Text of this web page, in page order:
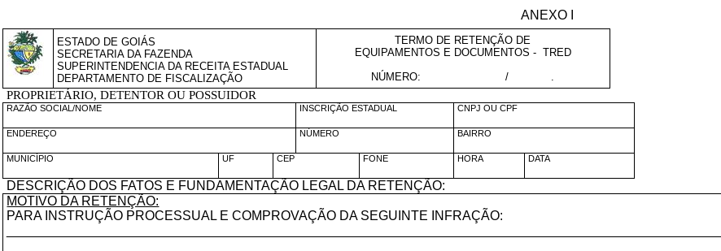
ANEXO I
ESTADO DE GOIÁS
SECRETARIA DA FAZENDA
SUPERINTENDENCIA DA RECEITA ESTADUAL
DEPARTAMENTO DE FISCALIZAÇÃO
TERMO DE RETENÇÃO DE
EQUIPAMENTOS E DOCUMENTOS - TRED
NÚMERO:
/
PROPRIETÁRIO, DETENTOR OU POSSUIDOR
RAZÃO SOCIAL/NOME INSCRIÇÃO ESTADUAL CNPJ OU CPF
ENDEREÇO NÚMERO BAIRRO
MUNICÍPIO UF CEP FONE HORA DATA
DESCRIÇÃO DOS FATOS E FUNDAMENTAÇÃO LEGAL DA RETENÇÃO:
MOTIVO DA RETENÇÃO:
PARA INSTRUÇÃO PROCESSUAL E COMPROVAÇÃO DA SEGUINTE INFRAÇÃO: